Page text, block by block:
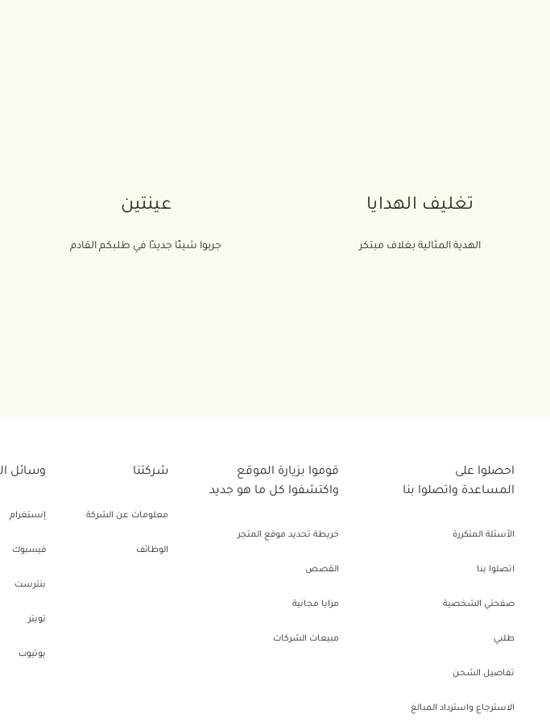
تغليف الهدايا
الهدية المثالية بغلاف مبتكر
عينتين
جربوا شيئًا جديدًا في طلبكم القادم
احصلوا على
المساعدة واتصلوا بنا
الأسئلة المتكررة
اتصلوا بنا
صفحتي الشخصية
طلبي
تفاصيل الشحن
الاسترجاع واسترداد المبالغ
قوموا بزيارة الموقع
واكتشفوا كل ما هو جديد
خريطة تحديد موقع المتجر
القصص
مزايا مجانية
مبيعات الشركات
شركتنا
معلومات عن الشركة
الوظائف
وسائل
إنستغرام
فيسبوك
بنترست
تويتر
يوتيوب